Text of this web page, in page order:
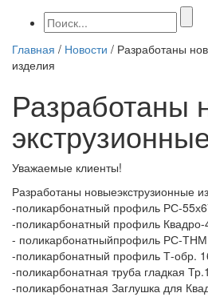
Главная / Новости / Разработаны
изделия
Разработаны
Уважаемые клиенты!
Разработаны новыеэкструзионные
-поликарбонатный профиль РС-
-поликарбонатный профиль Квадро-
- поликарбонатныйпрофиль РС-
-поликарбонатный профиль Т-обр.
-поликарбонатная труба гладкая
-поликарбонатная Заглушка для